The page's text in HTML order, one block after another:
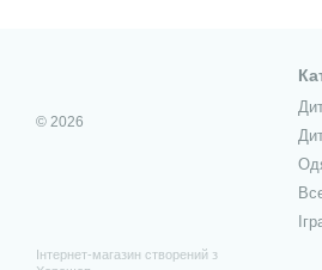
© 2026
Інтернет-магазин створений з